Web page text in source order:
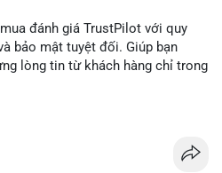
đánh giá TrustPilot với quy
bảo mật tuyệt đối. Giúp bạn
lòng tin từ khách hàng chỉ trong
ưu đãi: